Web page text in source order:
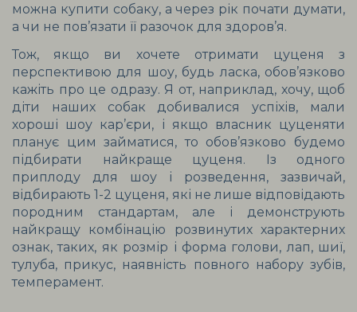
можна купити собаку, а через рік почати думати,
а чи не пов’язати її разочок для здоров’я.
Тож, якщо ви хочете отримати цуценя з
перспективою для шоу, будь ласка, обов’язково
кажіть про це одразу. Я от, наприклад, хочу, щоб
діти наших собак добивалися успіхів, мали
хороші шоу кар’єри, і якщо власник цуценяти
планує цим займатися, то обов’язково будемо
підбирати найкраще цуценя. Із одного
приплоду для шоу і розведення, зазвичай,
відбирають 1-2 цуценя, які не лише відповідають
породним стандартам, але і демонструють
найкращу комбінацію розвинутих характерних
ознак, таких, як розмір і форма голови, лап, шиї,
тулуба, прикус, наявність повного набору зубів,
темперамент.